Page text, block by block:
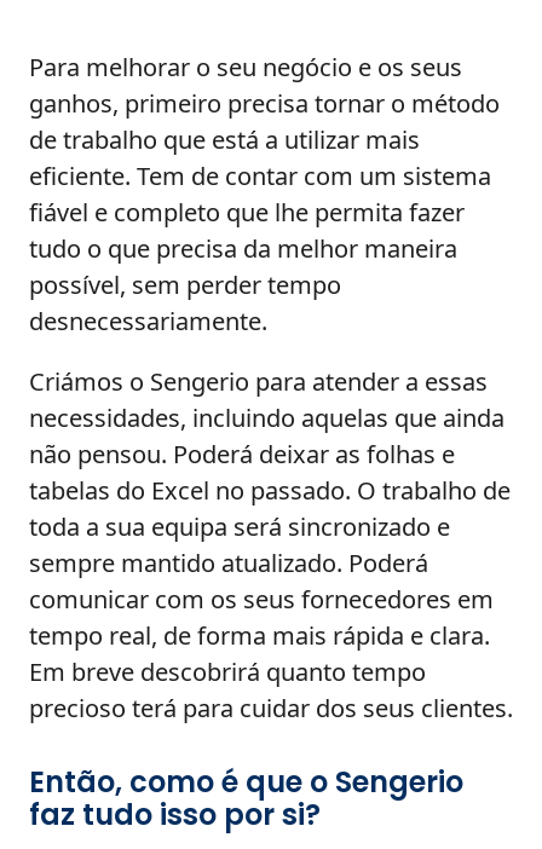
Para melhorar o seu negócio e os seus
ganhos, primeiro precisa tornar o método
de trabalho que está a utilizar mais
eficiente. Tem de contar com um sistema
fiável e completo que lhe permita fazer
tudo o que precisa da melhor maneira
possível, sem perder tempo
desnecessariamente.
Criámos o Sengerio para atender a essas
necessidades, incluindo aquelas que ainda
não pensou. Poderá deixar as folhas e
tabelas do Excel no passado. O trabalho de
toda a sua equipa será sincronizado e
sempre mantido atualizado. Poderá
comunicar com os seus fornecedores em
tempo real, de forma mais rápida e clara.
Em breve descobrirá quanto tempo
precioso terá para cuidar dos seus clientes.
Então, como é que o Sengerio
faz tudo isso por si?